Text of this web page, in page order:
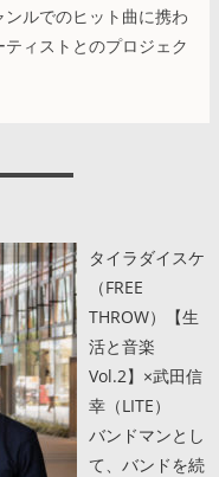
ルでのヒット曲に携わ
ィストとのプロジェク
タイラダイスケ
（FREE
THROW）【生
活と音楽
Vol.2】×武田信
幸（LITE）
バンドマンとし
て、バンドを続